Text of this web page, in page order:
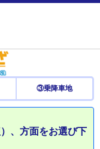
③乗降車地
、方面をお選び下